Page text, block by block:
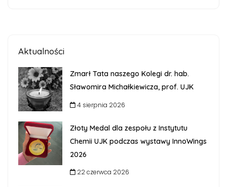
Aktualności
Zmarł Tata naszego Kolegi dr. hab.
Sławomira Michałkiewicza, prof. UJK
4 sierpnia 2026
Złoty Medal dla zespołu z Instytutu
Chemii UJK podczas wystawy InnoWings
2026
22 czerwca 2026